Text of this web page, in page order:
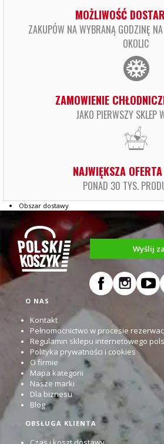
MOŻLIWOŚĆ
ZAKUPÓW NA WYBRANĄ GODZINĘ
OKOLIC
ZAMOWIENIE
JAKO PIERWSZY SKLEP
NAJWIĘKSZA
PONAD 30 TYS.
Obszar dostawy
Linki w stopce
O NAS
Kontakt
Pełnomocnictwo w procesie
Regulamin sklepu internetowego
Polityka prywatności i cookies
O firmie
Mapa kategorii
Nasze marki
Dla biznesu
Blog
OBSŁUGA KLIENTA
Wyślij